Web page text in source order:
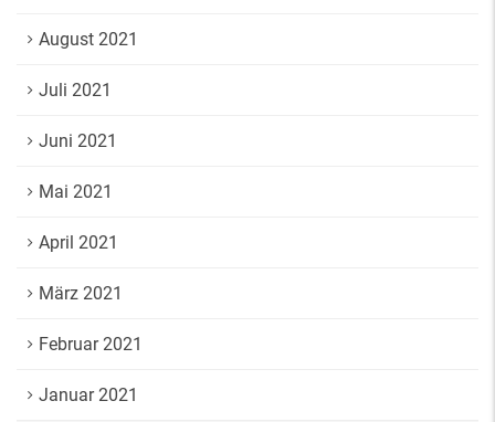
August 2021
Juli 2021
Juni 2021
Mai 2021
April 2021
März 2021
Februar 2021
Januar 2021